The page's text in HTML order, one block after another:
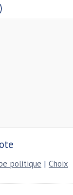
politique | Choix